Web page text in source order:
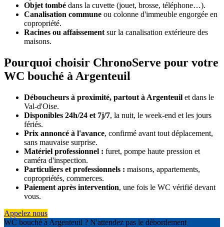
Objet tombé dans la cuvette (jouet, brosse, téléphone…).
Canalisation commune ou colonne d'immeuble engorgée en
copropriété.
Racines ou affaissement sur la canalisation extérieure des
maisons.
Pourquoi choisir ChronoServe pour votre
WC bouché à Argenteuil
Déboucheurs à proximité, partout à Argenteuil et dans le
Val-d'Oise.
Disponibles 24h/24 et 7j/7, la nuit, le week-end et les jours
fériés.
Prix annoncé à l'avance, confirmé avant tout déplacement,
sans mauvaise surprise.
Matériel professionnel : furet, pompe haute pression et
caméra d'inspection.
Particuliers et professionnels : maisons, appartements,
copropriétés, commerces.
Paiement après intervention, une fois le WC vérifié devant
vous.
Appelez nous
WC bouché à Argenteuil ? N'attendez pas le débordement